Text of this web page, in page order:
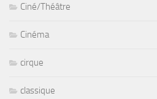
Ciné/Théâtre
Cinéma
cirque
classique